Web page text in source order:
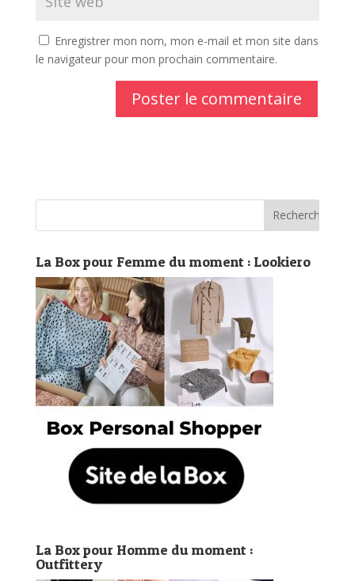
Enregistrer mon nom, mon e-mail et mon site dans
le navigateur pour mon prochain commentaire.
La Box pour Femme du moment : Lookiero
La Box pour Homme du moment :
Outfittery